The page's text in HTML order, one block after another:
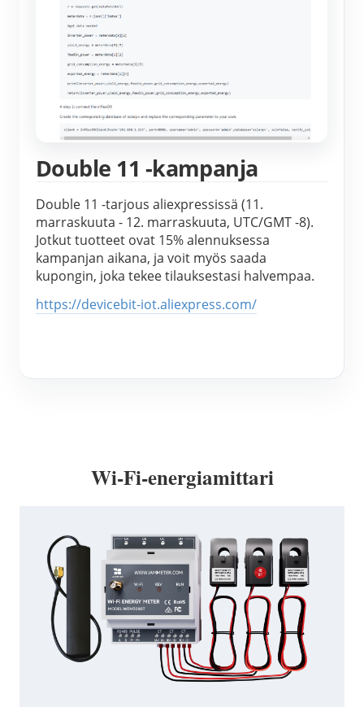
Double 11 -kampanja
Double 11 -tarjous aliexpressissä (11.
marraskuuta - 12. marraskuuta, UTC/GMT -8).
Jotkut tuotteet ovat 15% alennuksessa
kampanjan aikana, ja voit myös saada
kupongin, joka tekee tilauksestasi halvempaa.
https://devicebit-iot.aliexpress.com/
Wi-Fi-energiamittari